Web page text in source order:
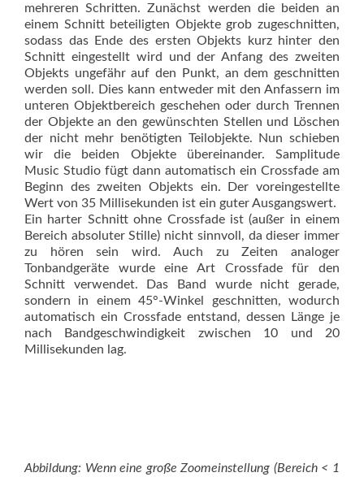
mehreren Schritten. Zunächst werden die beiden an
einem Schnitt beteiligten Objekte grob zugeschnitten,
sodass das Ende des ersten Objekts kurz hinter den
Schnitt eingestellt wird und der Anfang des zweiten
Objekts ungefähr auf den Punkt, an dem geschnitten
werden soll. Dies kann entweder mit den Anfassern im
unteren Objektbereich geschehen oder durch Trennen
der Objekte an den gewünschten Stellen und Löschen
der nicht mehr benötigten Teilobjekte. Nun schieben
wir die beiden Objekte übereinander. Samp­litude
Music Studio fügt dann automatisch ein Crossfade am
Beginn des zweiten Objekts ein. Der voreingestellte
Wert von 35 Millisekunden ist ein guter Ausgangswert.
Ein harter Schnitt ohne Crossfade ist (außer in einem
Bereich absoluter Stille) nicht sinnvoll, da dieser immer
zu hören sein wird. Auch zu Zeiten analoger
Tonbandgeräte wurde eine Art Crossfade für den
Schnitt verwendet. Das Band wurde nicht gerade,
sondern in einem 45°-Winkel geschnitten, wodurch
automatisch ein Crossfade entstand, dessen Länge je
nach Bandgeschwindigkeit zwischen 10 und 20
Millisekunden lag.
Abbildung: Wenn eine große Zoomeinstellung (Bereich < 1